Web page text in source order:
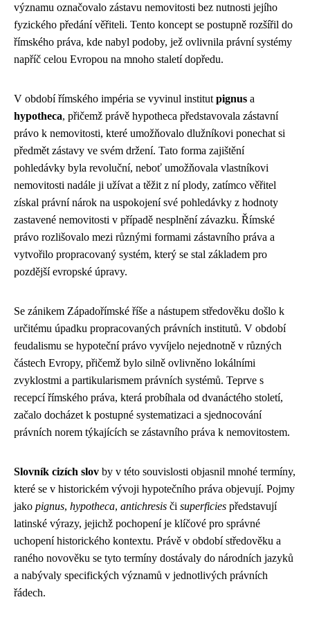
významu označovalo zástavu nemovitosti bez nutnosti jejího
fyzického předání věřiteli. Tento koncept se postupně rozšířil do
římského práva, kde nabyl podoby, jež ovlivnila právní systémy
napříč celou Evropou na mnoho staletí dopředu.
V období římského impéria se vyvinul institut pignus a
hypotheca, přičemž právě hypotheca představovala zástavní
právo k nemovitosti, které umožňovalo dlužníkovi ponechat si
předmět zástavy ve svém držení. Tato forma zajištění
pohledávky byla revoluční, neboť umožňovala vlastníkovi
nemovitosti nadále ji užívat a těžit z ní plody, zatímco věřitel
získal právní nárok na uspokojení své pohledávky z hodnoty
zastavené nemovitosti v případě nesplnění závazku. Římské
právo rozlišovalo mezi různými formami zástavního práva a
vytvořilo propracovaný systém, který se stal základem pro
pozdější evropské úpravy.
Se zánikem Západořímské říše a nástupem středověku došlo k
určitému úpadku propracovaných právních institutů. V období
feudalismu se hypoteční právo vyvíjelo nejednotně v různých
částech Evropy, přičemž bylo silně ovlivněno lokálními
zvyklostmi a partikularismem právních systémů. Teprve s
recepcí římského práva, která probíhala od dvanáctého století,
začalo docházet k postupné systematizaci a sjednocování
právních norem týkajících se zástavního práva k nemovitostem.
Slovník cizích slov by v této souvislosti objasnil mnohé termíny,
které se v historickém vývoji hypotečního práva objevují. Pojmy
jako pignus, hypotheca, antichresis či superficies představují
latinské výrazy, jejichž pochopení je klíčové pro správné
uchopení historického kontextu. Právě v období středověku a
raného novověku se tyto termíny dostávaly do národních jazyků
a nabývaly specifických významů v jednotlivých právních
řádech.